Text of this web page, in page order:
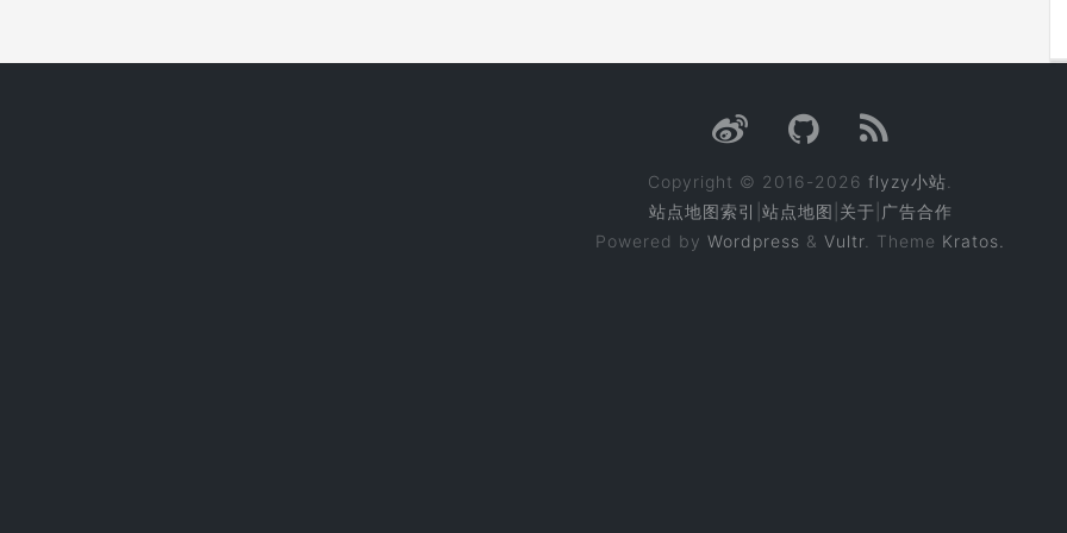
Copyright © 2016-2026 flyzy小站
站点地图索引 站点地图 关于 广告合作
Powered by Wordpress & Vultr . Theme Kratos.